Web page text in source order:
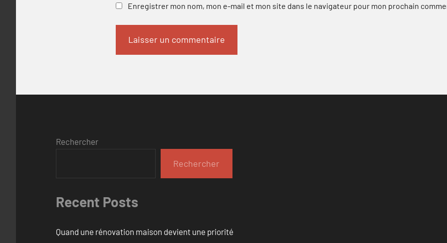
Enregistrer mon nom, mon e-mail et mon site dans le navigateur pour mon prochain
Rechercher
Rechercher
Recent Posts
Quand une rénovation maison devient une priorité